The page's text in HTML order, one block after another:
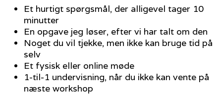
Et hurtigt spørgsmål, der alligevel tager 10
minutter
En opgave jeg løser, efter vi har talt om den
Noget du vil tjekke, men ikke kan bruge tid på
selv
Et fysisk eller online møde
1-til-1 undervisning, når du ikke kan vente på
næste workshop